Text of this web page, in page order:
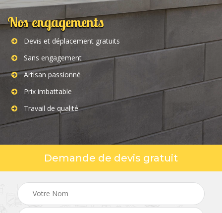
Nos engagements
Devis et déplacement gratuits
Sans engagement
Artisan passionné
Prix imbattable
Travail de qualité
Demande de devis gratuit